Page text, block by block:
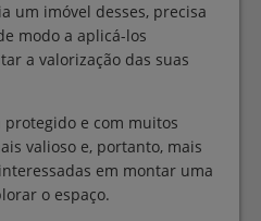
um imóvel desses, precisa
modo a aplicá-los
a valorização das suas
e com muitos
valioso e, portanto, mais
em montar uma
o espaço.